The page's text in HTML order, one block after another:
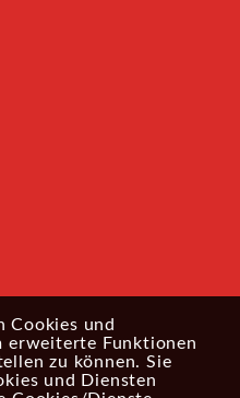
Cookies und
erweiterte Funktionen
zu können. Sie
und Diensten